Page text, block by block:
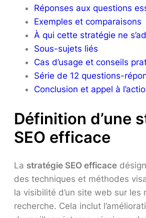
Réponses aux questions
Exemples et comparaisons
À qui cette stratégie ne
Sous-sujets liés
Cas d’usage et conseils
Série de 12 questions-
Conclusion et appel à
Définition d’une
SEO efficace
La stratégie SEO efficace
des techniques et méthodes
la visibilité d’un site web sur les
recherche. Cela inclut